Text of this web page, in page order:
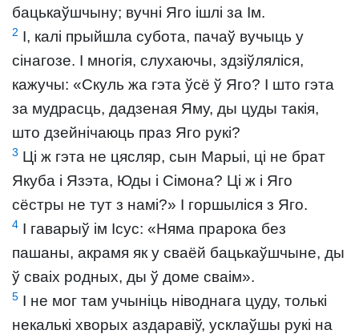
бацькаўшчыну; вучні Яго ішлі за Ім.
2 І, калі прыйшла субота, пачаў вучыць у
сінагозе. І многія, слухаючы, здзіўляліся,
кажучы: «Скуль жа гэта ўсё ў Яго? І што гэта
за мудрасць, дадзеная Яму, ды цуды такія,
што дзейнічаюць праз Яго рукі?
3 Ці ж гэта не цясляр, сын Марыі, ці не брат
Якуба і Язэта, Юды і Сімона? Ці ж і Яго
сёстры не тут з намі?» І горшыліся з Яго.
4 І гаварыў ім Ісус: «Няма прарока без
пашаны, акрамя як у сваёй бацькаўшчыне, ды
ў сваіх родных, ды ў доме сваім».
5 І не мог там учыніць ніводнага цуду, толькі
некалькі хворых аздаравіў, усклаўшы рукі на